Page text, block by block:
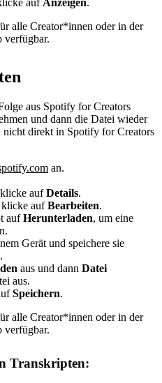
alle Creator*innen oder in der
verfügbar.
aus Spotify for Creators
und dann die Datei wieder
nicht direkt in Spotify for Creators
an.
aufDetails.
aufBearbeiten.
aufHerunterladen, um eine
Gerät und speichere sie
aus und dann Datei
aus.
Speichern.
alle Creator*innen oder in der
verfügbar.
Transkripten: